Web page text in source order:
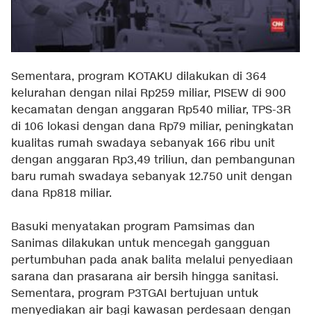
Sementara, program KOTAKU dilakukan di 364
kelurahan dengan nilai Rp259 miliar, PISEW di 900
kecamatan dengan anggaran Rp540 miliar, TPS-3R
di 106 lokasi dengan dana Rp79 miliar, peningkatan
kualitas rumah swadaya sebanyak 166 ribu unit
dengan anggaran Rp3,49 triliun, dan pembangunan
baru rumah swadaya sebanyak 12.750 unit dengan
dana Rp818 miliar.
Basuki menyatakan program Pamsimas dan
Sanimas dilakukan untuk mencegah gangguan
pertumbuhan pada anak balita melalui penyediaan
sarana dan prasarana air bersih hingga sanitasi.
Sementara, program P3TGAI bertujuan untuk
menyediakan air bagi kawasan perdesaan dengan